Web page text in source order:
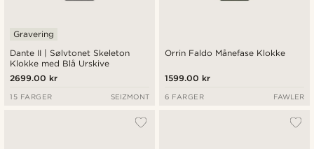
Dante II | Sølvtonet Skeleton
Klokke med Blå Urskive
Gravering
2699.00 kr
15 FARGER SEIZMONT
Orrin Faldo Månefase Klokke
1599.00 kr
6 FARGER FAWLER